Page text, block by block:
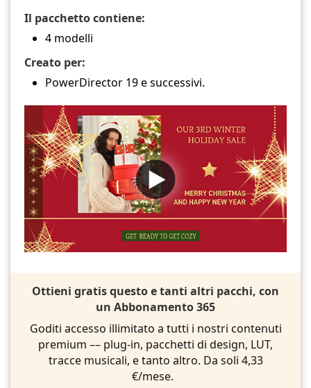
Il pacchetto contiene:
4 modelli
Creato per:
PowerDirector 19 e successivi.
Ottieni gratis questo e tanti altri pacchi, con
un Abbonamento 365
Goditi accesso illimitato a tutti i nostri contenuti
premium –– plug-in, pacchetti di design, LUT,
tracce musicali, e tanto altro. Da soli 4,33
€/mese.